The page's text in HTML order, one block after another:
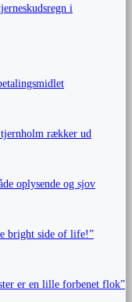
i
rækker ud
oplysende og sjov
bright side of life!”
er en lille forbenet flok”